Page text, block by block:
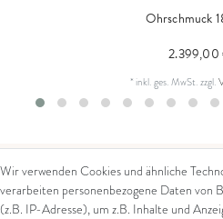
Ohrschmuck
2.399,00
* inkl. ges. MwSt.zzgl.
Kontakt
Wir verwenden Cookies und ähnliche
verarbeiten personenbezogene Daten von
(z.B. IP-Adresse), um z.B. Inhalte und